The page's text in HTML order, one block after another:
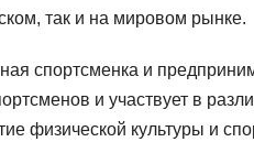
так и на мировом рынке.
спортсменка и
и участвует в
физической культуры и